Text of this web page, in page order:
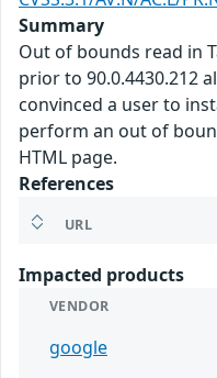
Summary
Out of bounds read in
prior to 90.0.4430.212
convinced a user to
perform an out of
HTML page.
References
URL
Impacted products
VENDOR
google